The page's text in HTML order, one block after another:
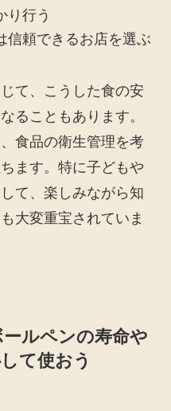
り行う
信頼できるお店を選ぶ
て、こうした食の安
ることもあります。
食品の衛生管理を考
ます。特に子どもや
て、楽しみながら知
大変重宝されていま
ルペンの寿命や
て使おう